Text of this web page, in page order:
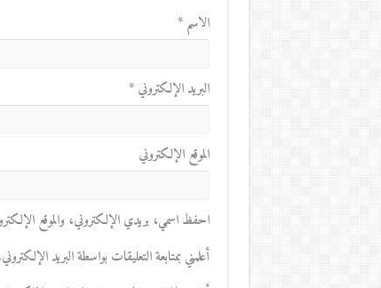
الاسم*
البريد الإلكتروني*
الموقع الإلكتروني
احفظ اسمي، بريدي الإلكتروني، والموقع
أعلمني بمتابعة التعليقات بواسطة البريد